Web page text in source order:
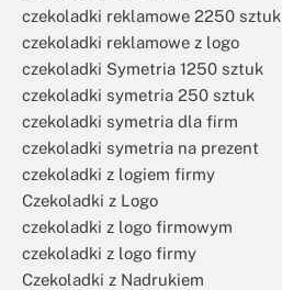
czekoladki reklamowe 2250 sztuk
czekoladki reklamowe z logo
czekoladki Symetria 1250 sztuk
czekoladki symetria 250 sztuk
czekoladki symetria dla firm
czekoladki symetria na prezent
czekoladki z logiem firmy
Czekoladki z Logo
czekoladki z logo firmowym
czekoladki z logo firmy
Czekoladki z Nadrukiem